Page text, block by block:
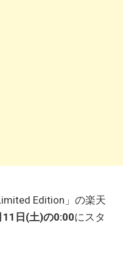
Edition」の楽天
11日(土)の0:00にスタ